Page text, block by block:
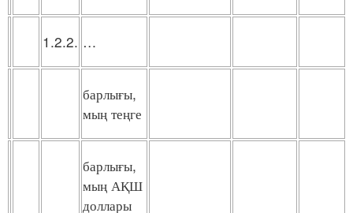
1.2.2. …
барлығы,
мың теңге
барлығы,
мың АҚШ
доллары